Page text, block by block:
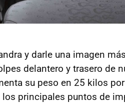
y darle una imagen más
delantero y trasero de
su peso en 25 kilos
principales puntos de